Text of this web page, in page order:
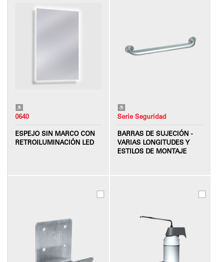
0640
ESPEJO SIN MARCO CON
RETROILUMINACIÓN LED
Serie Seguridad
BARRAS DE SUJECIÓN -
VARIAS LONGITUDES Y
ESTILOS DE MONTAJE